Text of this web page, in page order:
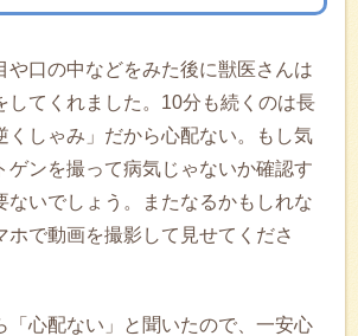
や口の中などをみた後に獣医さんは
してくれました。10分も続くのは長
くしゃみ」だから心配ない。もし気
ゲンを撮って病気じゃないか確認す
ないでしょう。またなるかもしれな
ホで動画を撮影して見せてくださ
「心配ない」と聞いたので、一安心